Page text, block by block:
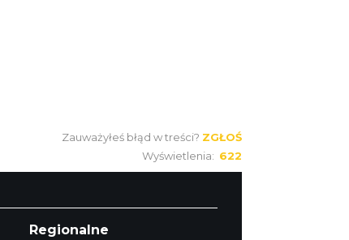
Zauważyłeś błąd w treści? ZGŁOŚ
Wyświetlenia: 622
Regionalne